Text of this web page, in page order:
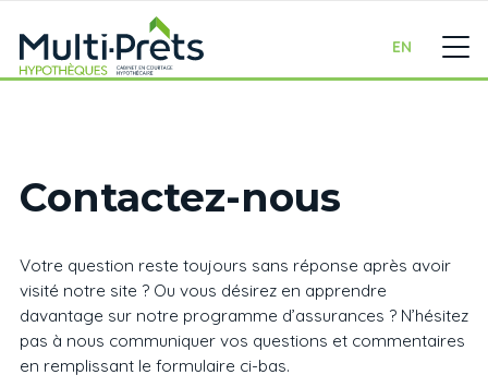
EN
Contactez-nous
Votre question reste toujours sans réponse après avoir
visité notre site ? Ou vous désirez en apprendre
davantage sur notre programme d’assurances ? N’hésitez
pas à nous communiquer vos questions et commentaires
en remplissant le formulaire ci-bas.